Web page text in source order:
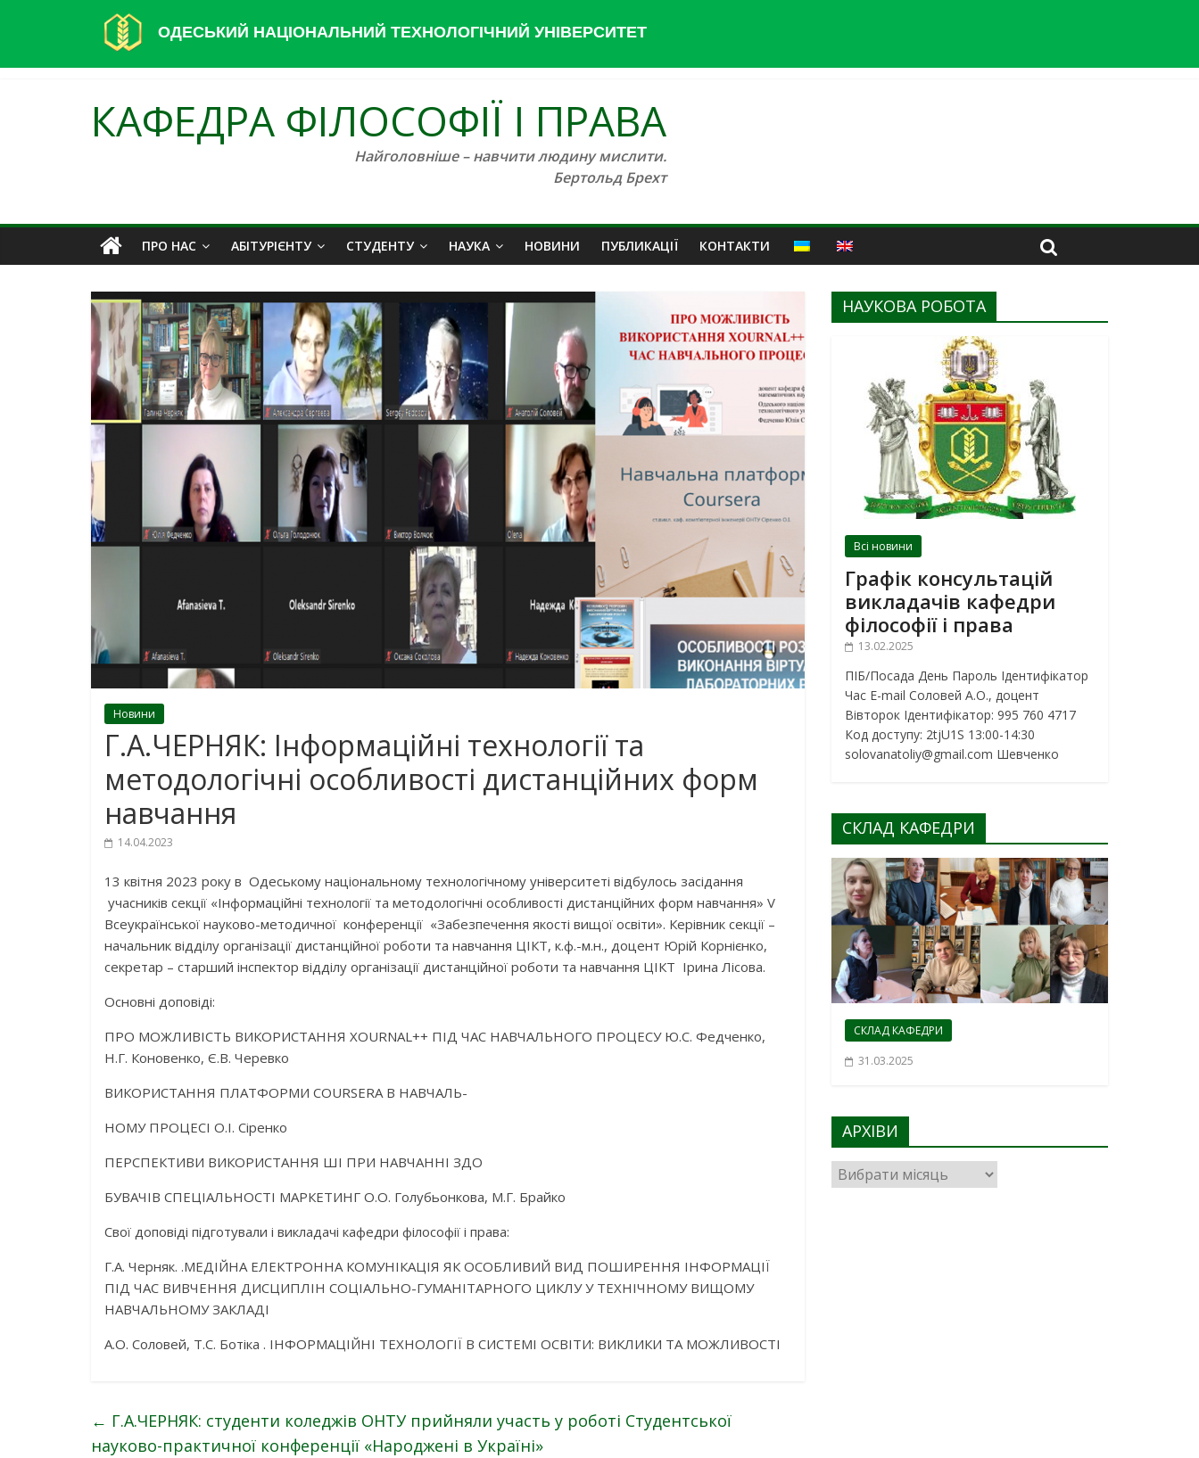
ОДЕСЬКИЙ НАЦІОНАЛЬНИЙ ТЕХНОЛОГІЧНИЙ УНІВЕРСИТЕТ
КАФЕДРА ФІЛОСОФІЇ І ПРАВА
Найголовніше – навчити людину мислити.
Бертольд Брехт
ПРО НАС АБІТУРІЄНТУ СТУДЕНТУ НАУКА НОВИНИ ПУБЛИКАЦІЇ КОНТАКТИ
Новини
Г.А.ЧЕРНЯК: Інформаційні технології та
методологічні особливості дистанційних форм
навчання
14.04.2023
13 квітня 2023 року в Одеському національному технологічному університеті відбулось засідання
учасників секції «Інформаційні технології та методологічні особливості дистанційних форм навчання» V
Всеукраїнської науково-методичної конференції «Забезпечення якості вищої освіти». Керівник секції –
начальник відділу організації дистанційної роботи та навчання ЦІКТ, к.ф.-м.н., доцент Юрій Корнієнко,
секретар – старший інспектор відділу організації дистанційної роботи та навчання ЦІКТ Ірина Лісова.
Основні доповіді:
ПРО МОЖЛИВІСТЬ ВИКОРИСТАННЯ XOURNAL++ ПІД ЧАС НАВЧАЛЬНОГО ПРОЦЕСУ Ю.С. Федченко,
Н.Г. Коновенко, Є.В. Черевко
ВИКОРИСТАННЯ ПЛАТФОРМИ COURSERA В НАВЧАЛЬ-
НОМУ ПРОЦЕСІ О.І. Сіренко
ПЕРСПЕКТИВИ ВИКОРИСТАННЯ ШІ ПРИ НАВЧАННІ ЗДО
БУВАЧІВ СПЕЦІАЛЬНОСТІ МАРКЕТИНГ О.О. Голубьонкова, М.Г. Брайко
Свої доповіді підготували і викладачі кафедри філософії і права:
Г.А. Черняк. .МЕДІЙНА ЕЛЕКТРОННА КОМУНІКАЦІЯ ЯК ОСОБЛИВИЙ ВИД ПОШИРЕННЯ ІНФОРМАЦІЇ
ПІД ЧАС ВИВЧЕННЯ ДИСЦИПЛІН СОЦІАЛЬНО-ГУМАНІТАРНОГО ЦИКЛУ У ТЕХНІЧНОМУ ВИЩОМУ
НАВЧАЛЬНОМУ ЗАКЛАДІ
А.О. Соловей, Т.С. Ботіка . ІНФОРМАЦІЙНІ ТЕХНОЛОГІЇ В СИСТЕМІ ОСВІТИ: ВИКЛИКИ ТА МОЖЛИВОСТІ
← Г.А.ЧЕРНЯК: студенти коледжів ОНТУ прийняли участь у роботі Студентської
науково-практичної конференції «Народжені в Україні»
НАУКОВА РОБОТА
Всі новини
Графік консультацій
викладачів кафедри
філософії і права
13.02.2025
ПІБ/Посада День Пароль Ідентифікатор
Час E-mail Соловей А.О., доцент
Вівторок Ідентифікатор: 995 760 4717
Код доступу: 2tjU1S 13:00-14:30
solovanatoliy@gmail.com Шевченко
СКЛАД КАФЕДРИ
СКЛАД КАФЕДРИ
31.03.2025
АРХІВИ